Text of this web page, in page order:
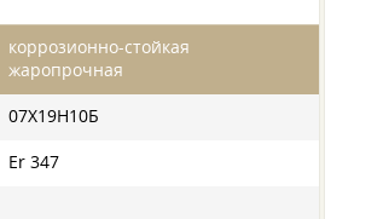
коррозионно-стойкая
жаропрочная
07Х19Н10Б
Er 347